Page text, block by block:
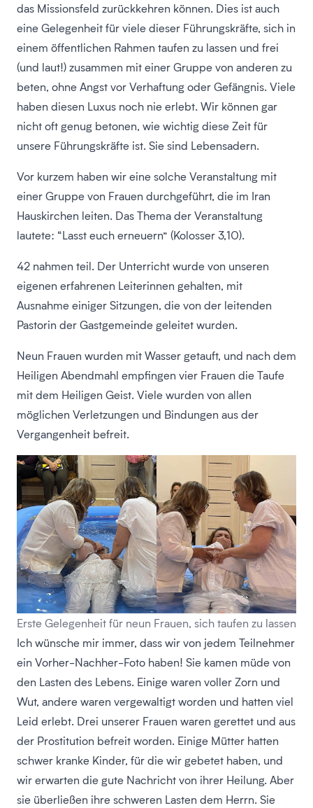
das Missionsfeld zurückkehren können. Dies ist auch
eine Gelegenheit für viele dieser Führungskräfte, sich in
einem öffentlichen Rahmen taufen zu lassen und frei
(und laut!) zusammen mit einer Gruppe von anderen zu
beten, ohne Angst vor Verhaftung oder Gefängnis. Viele
haben diesen Luxus noch nie erlebt. Wir können gar
nicht oft genug betonen, wie wichtig diese Zeit für
unsere Führungskräfte ist. Sie sind Lebensadern.
Vor kurzem haben wir eine solche Veranstaltung mit
einer Gruppe von Frauen durchgeführt, die im Iran
Hauskirchen leiten. Das Thema der Veranstaltung
lautete: “Lasst euch erneuern” (Kolosser 3,10).
42 nahmen teil. Der Unterricht wurde von unseren
eigenen erfahrenen Leiterinnen gehalten, mit
Ausnahme einiger Sitzungen, die von der leitenden
Pastorin der Gastgemeinde geleitet wurden.
Neun Frauen wurden mit Wasser getauft, und nach dem
Heiligen Abendmahl empfingen vier Frauen die Taufe
mit dem Heiligen Geist. Viele wurden von allen
möglichen Verletzungen und Bindungen aus der
Vergangenheit befreit.
Erste Gelegenheit für neun Frauen, sich taufen zu lassen
Ich wünsche mir immer, dass wir von jedem Teilnehmer
ein Vorher-Nachher-Foto haben! Sie kamen müde von
den Lasten des Lebens. Einige waren voller Zorn und
Wut, andere waren vergewaltigt worden und hatten viel
Leid erlebt. Drei unserer Frauen waren gerettet und aus
der Prostitution befreit worden. Einige Mütter hatten
schwer kranke Kinder, für die wir gebetet haben, und
wir erwarten die gute Nachricht von ihrer Heilung. Aber
sie überließen ihre schweren Lasten dem Herrn. Sie